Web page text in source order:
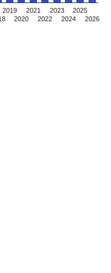
2019
2020
2021
2022
2023
2024
2025
2026